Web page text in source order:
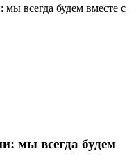
всегда будем вместе с
мы всегда будем